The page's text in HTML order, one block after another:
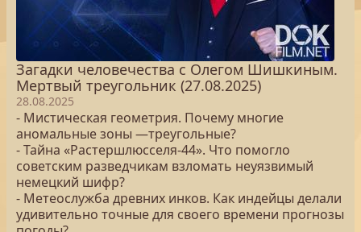
Загадки человечества с Олегом Шишкиным.
Мертвый треугольник (27.08.2025)
28.08.2025
- Мистическая геометрия. Почему многие
аномальные зоны —треугольные?
- Тайна «Растершлюсселя-44». Что помогло
советским разведчикам взломать неуязвимый
немецкий шифр?
- Метеослужба древних инков. Как индейцы делали
удивительно точные для своего времени прогнозы